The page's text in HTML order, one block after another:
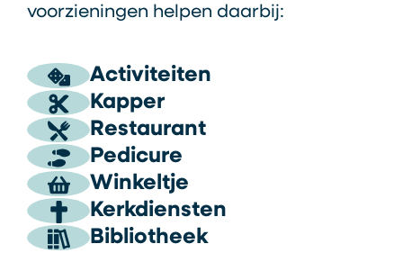
voorzieningen helpen daarbij:
Activiteiten
Kapper
Restaurant
Pedicure
Winkeltje
Kerkdiensten
Bibliotheek